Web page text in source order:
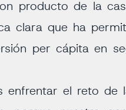
producto de la
clara que ha
per cápita en
enfrentar el reto de